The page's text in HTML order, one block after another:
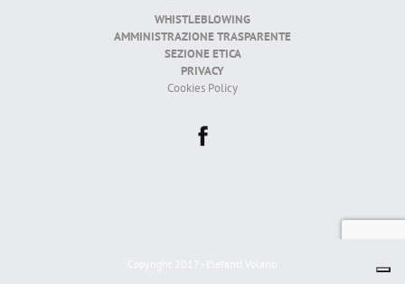
WHISTLEBLOWING
AMMINISTRAZIONE TRASPARENTE
SEZIONE ETICA
PRIVACY
Cookies Policy